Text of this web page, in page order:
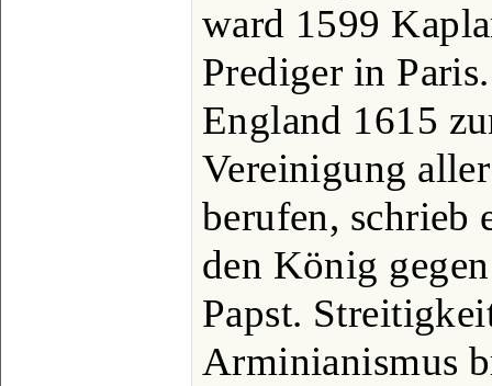
ward 1599
Prediger in
England 1615
Vereinigung
berufen, schrieb
den König
Papst.
Arminianismus